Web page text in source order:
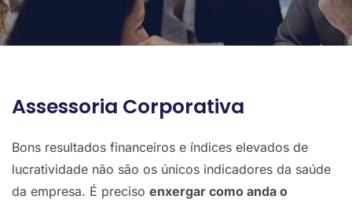
Assessoria Corporativa
Bons resultados financeiros e índices elevados de
lucratividade não são os únicos indicadores da saúde
da empresa. É preciso enxergar como anda o